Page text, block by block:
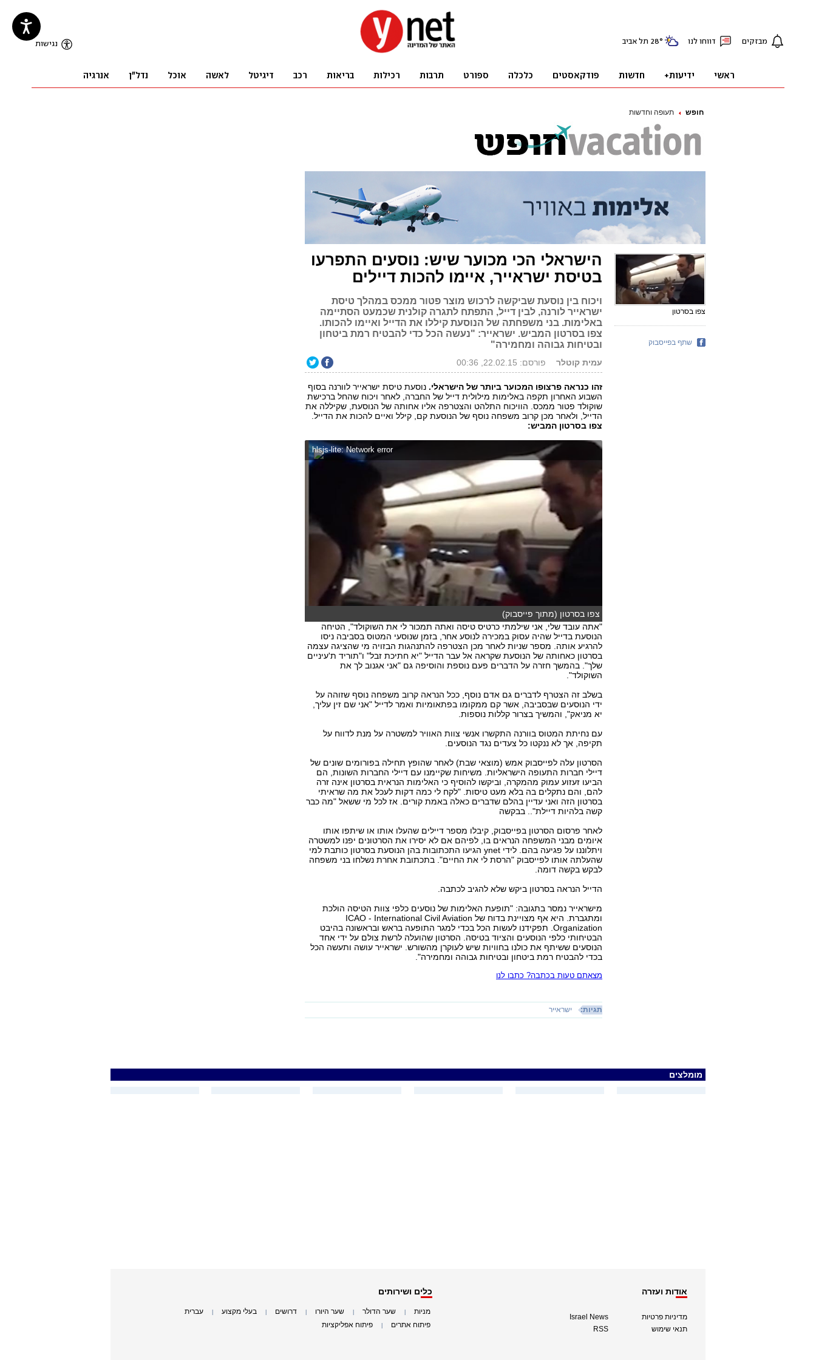
חופש תעופה וחדשות
הישראלי הכי מכוער שיש: נוסעים התפרעו
בטיסת ישראייר, איימו להכות דיילים
ויכוח בין נוסעת שביקשה לרכוש מוצר פטור ממכס במהלך טיסת
ישראייר לורנה, לבין דייל, התפתח לתגרה קולנית שכמעט הסתיימה
באלימות. בני משפחתה של הנוסעת קיללו את הדייל ואיימו להכותו.
צפו בסרטון המביש. ישראייר: "נעשה הכל כדי להבטיח רמת ביטחון
ובטיחות גבוהה ומחמירה"
עמית קוטלר פורסם: 22.02.15, 00:36
זהו כנראה פרצופו המכוער ביותר של הישראלי. נוסעת טיסת ישראייר לוורנה בסוף
השבוע האחרון תקפה באלימות מילולית דייל של החברה, לאחר ויכוח שהחל ברכישת
שוקולד פטור ממכס. הוויכוח התלהט והצטרפה אליו אחותה של הנוסעת, שקיללה את
הדייל, ולאחר מכן קרוב משפחה נוסף של הנוסעת קם, קילל ואיים להכות את הדייל.
צפו בסרטון המביש:
hlsjs-lite: Network error
צפו בסרטון (מתוך פייסבוק)
"אתה עובד שלי, אני שילמתי כרטיס טיסה ואתה תמכור לי את השוקולד", הטיחה
הנוסעת בדייל שהיה עסוק במכירה לנוסע אחר, בזמן שנוסעי המטוס בסביבה ניסו
להרגיע אותה. מספר שניות לאחר מכן הצטרפה להתנהגות הבזויה מי שהציגה עצמה
בסרטון כאחותה של הנוסעת שקראה אל עבר הדייל "יא חתיכת זבל" ו"תוריד ת'עיניים
שלך". בהמשך חזרה על הדברים פעם נוספת והוסיפה גם "אני אגנוב לך את
השוקולד".
בשלב זה הצטרף לדברים גם אדם נוסף, ככל הנראה קרוב משפחה נוסף שזוהה על
ידי הנוסעים שבסביבה, אשר קם ממקומו בפתאומיות ואמר לדייל "אני שם זין עליך,
יא מניאק", והמשיך בצרור קללות נוספות.
עם נחיתת המטוס בוורנה התקשרו אנשי צוות האוויר למשטרה על מנת לדווח על
תקיפה, אך לא ננקטו כל צעדים נגד הנוסעים.
הסרטון עלה לפייסבוק אמש (מוצאי שבת) לאחר שהופץ תחילה בפורומים שונים של
דיילי חברות התעופה הישראליות. משיחות שקיימנו עם דיילי החברות השונות, הם
הביעו זעזוע עמוק מהמקרה, וביקשו להוסיף כי האלימות הנראית בסרטון אינה זרה
להם, והם נתקלים בה בלא מעט טיסות. "לקח לי כמה דקות לעכל את מה שראיתי
בסרטון הזה ואני עדיין בהלם שדברים כאלה באמת קורים. אז לכל מי ששאל "מה כבר
קשה בלהיות דיילת".. בבקשה
לאחר פרסום הסרטון בפייסבוק, קיבלו מספר דיילים שהעלו אותו או שיתפו אותו
איומים מבני המשפחה הנראים בו, לפיהם אם לא יסירו את הסרטונים יפנו למשטרה
ויתלוננו על פגיעה בהם. לידי ynet הגיעו התכתובות בהן הנוסעת בסרטון כותבת למי
שהעלתה אותו לפייסבוק "הרסת לי את החיים". בתכתובת אחרת נשלחו בני משפחה
לבקש בקשה דומה.
הדייל הנראה בסרטון ביקש שלא להגיב לכתבה.
מישראייר נמסר בתגובה: "תופעת האלימות של נוסעים כלפי צוות הטיסה הולכת
ומתגברת. היא אף מצויינת בדוח של ICAO - International Civil Aviation
Organization. תפקידנו לעשות הכל בכדי למגר התופעה בראש ובראשונה בהיבט
הבטיחותי כלפי הנוסעים והציוד בטיסה. הסרטון שהועלה לרשת צולם על ידי אחד
הנוסעים ששיתף את כולנו בחוויות שיש לעוקרן מהשורש. ישראייר עושה ותעשה הכל
בכדי להבטיח רמת ביטחון ובטיחות גבוהה ומחמירה".
מצאתם טעות בכתבה? כתבו לנו
תגיות: ישראייר
צפו בסרטון
שתף בפייסבוק
מומלצים
אודות ועזרה
מדיניות פרטיות
תנאי שימוש
Israel News
RSS
כלים ושירותים
מניות שער הדולר שער היורו דרושים בעלי מקצוע עברית
פיתוח אתרים פיתוח אפליקציות